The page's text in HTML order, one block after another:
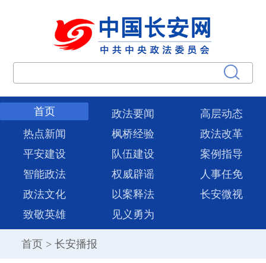
首页 政法要闻
高层动态
热点新闻
枫桥经验
政法改革
平安建设
队伍建设
案例指导
智能政法
权威辟谣
人事任免
政法文化
以案释法
长安微视
致敬英雄
见义勇为
首页 > 长安播报